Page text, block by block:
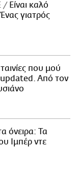
Είναι καλό
γιατρός
που μού
Aπό τον
όνειρα: Τα
Ιμπέρ ντε